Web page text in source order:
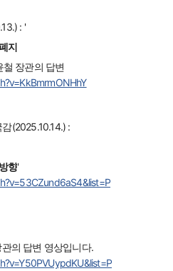
: '
지
장관의 답변
(2025.10.14.) :
향'
의 답변 영상입니다.